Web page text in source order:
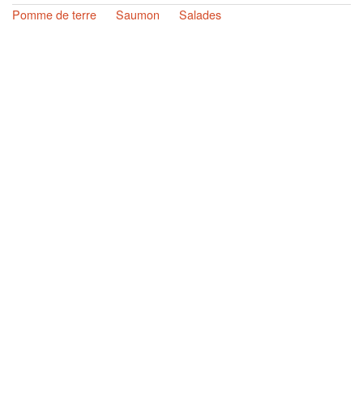
Pomme de terre
Saumon Salades